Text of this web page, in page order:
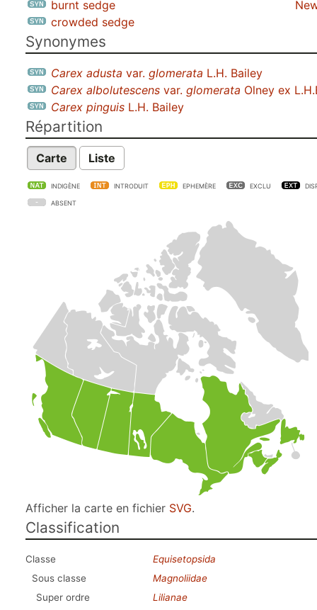
burnt sedge
crowded sedge
Synonymes
Carex adusta var. glomerata L.H. Bailey
Carex albolutescens var. glomerata Olney ex
Carex pinguis L.H. Bailey
Répartition
Carte Liste
INDIGÈNE INTRODUIT EPHEMÈRE EXCLU
ABSENT
Afficher la carte en fichier SVG.
Classification
Classe
Equisetopsida
Sous classe
Magnoliidae
Super ordre
Lilianae